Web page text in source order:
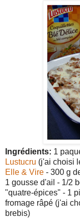
Ingrédients: 1
Lustucru (j'ai choisi
Elle & Vire - 300 g
1 gousse d'ail - 1/2
"quatre-épices" - 1
fromage râpé (j'ai
brebis)